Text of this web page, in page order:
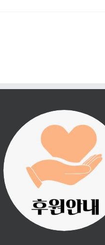
진리횃불 사역은 여러분
의 후원으로 이루어집니
다.